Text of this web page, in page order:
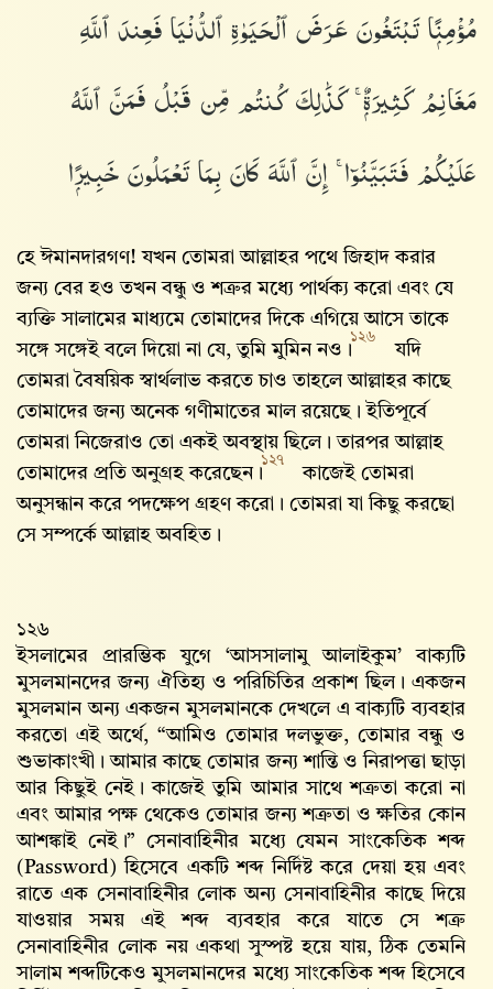
مُؤْمِنًۭا تَبْتَغُونَ عَرَضَ ٱلْحَيَوٰةِ ٱلدُّنْيَا فَعِندَ ٱللَّهِ
مَغَانِمُ كَثِيرَةٌۭ ۚ كَذَٰلِكَ كُنتُم مِّن قَبْلُ فَمَنَّ ٱللَّهُ
عَلَيْكُمْ فَتَبَيَّنُوٓا۟ ۚ إِنَّ ٱللَّهَ كَانَ بِمَا تَعْمَلُونَ خَبِيرًۭا
হে ঈমানদারগণ! যখন তোমরা আল্লাহর পথে জিহাদ করার
জন্য বের হও তখন বন্ধু ও শত্রুর মধ্যে পার্থক্য করো এবং যে
ব্যক্তি সালামের মাধ্যমে তোমাদের দিকে এগিয়ে আসে তাকে
সঙ্গে সঙ্গেই বলে দিয়ো না যে, তুমি মুমিন নও।
১২৬
যদি
তোমরা বৈষয়িক স্বার্থলাভ করতে চাও তাহলে আল্লাহর কাছে
তোমাদের জন্য অনেক গণীমাতের মাল রয়েছে। ইতিপূর্বে
তোমরা নিজেরাও তো একই অবস্থায় ছিলে। তারপর আল্লাহ‌
তোমাদের প্রতি অনুগ্রহ করেছেন।
১২৭
কাজেই তোমরা
অনুসন্ধান করে পদক্ষেপ গ্রহণ করো। তোমরা যা কিছু করছো
সে সম্পর্কে আল্লাহ‌ অবহিত।
১২৬
ইসলামের প্রারম্ভিক যুগে ‘আসসালামু আলাইকুম’ বাক্যটি
মুসলমানদের জন্য ঐতিহ্য ও পরিচিতির প্রকাশ ছিল। একজন
মুসলমান অন্য একজন মুসলমানকে দেখলে এ বাক্যটি ব্যবহার
করতো এই অর্থে, “আমিও তোমার দলভুক্ত, তোমার বন্ধু ও
শুভাকাংখী। আমার কাছে তোমার জন্য শান্তি ও নিরাপত্তা ছাড়া
আর কিছুই নেই। কাজেই তুমি আমার সাথে শত্রুতা করো না
এবং আমার পক্ষ থেকেও তোমার জন্য শত্রুতা ও ক্ষতির কোন
আশঙ্কাই নেই।” সেনাবাহিনীর মধ্যে যেমন সাংকেতিক শব্দ
(Password) হিসেবে একটি শব্দ নির্দিষ্ট করে দেয়া হয় এবং
রাতে এক সেনাবাহিনীর লোক অন্য সেনাবাহিনীর কাছে দিয়ে
যাওয়ার সময় এই শব্দ ব্যবহার করে যাতে সে শত্রু
সেনাবাহিনীর লোক নয় একথা সুস্পষ্ট হয়ে যায়, ঠিক তেমনি
সালাম শব্দটিকেও মুসলমানদের মধ্যে সাংকেতিক শব্দ হিসেবে